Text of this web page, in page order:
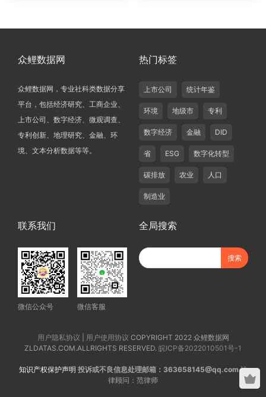
众鲤数据网
众鲤数据网，专业社科类数据分享
平台，包括经济研究、工商企业、
上市公司、数字经济、微观调查、
专利创新、地理研究、金融、环
境、文本分析数据等等。
热门标签
上市公司 统计年鉴
环境 地级市 专利
数字经济 金融 DID
省 ESG 数字化转型
碳排放 农业 人口
制造业
联系我们
微信公众号 微信客服
全局搜索
用户隐私协议 用户使用协议 COPYRIGHT 2022 众鲤数据网
ZLDATAS.COM.ALLRIGHTS RESERVED. 皖ICP备2022010501号-1
知识产权保护声明 投诉或不良信息处理邮箱：363658145@qq.com法
律顾问：范律师